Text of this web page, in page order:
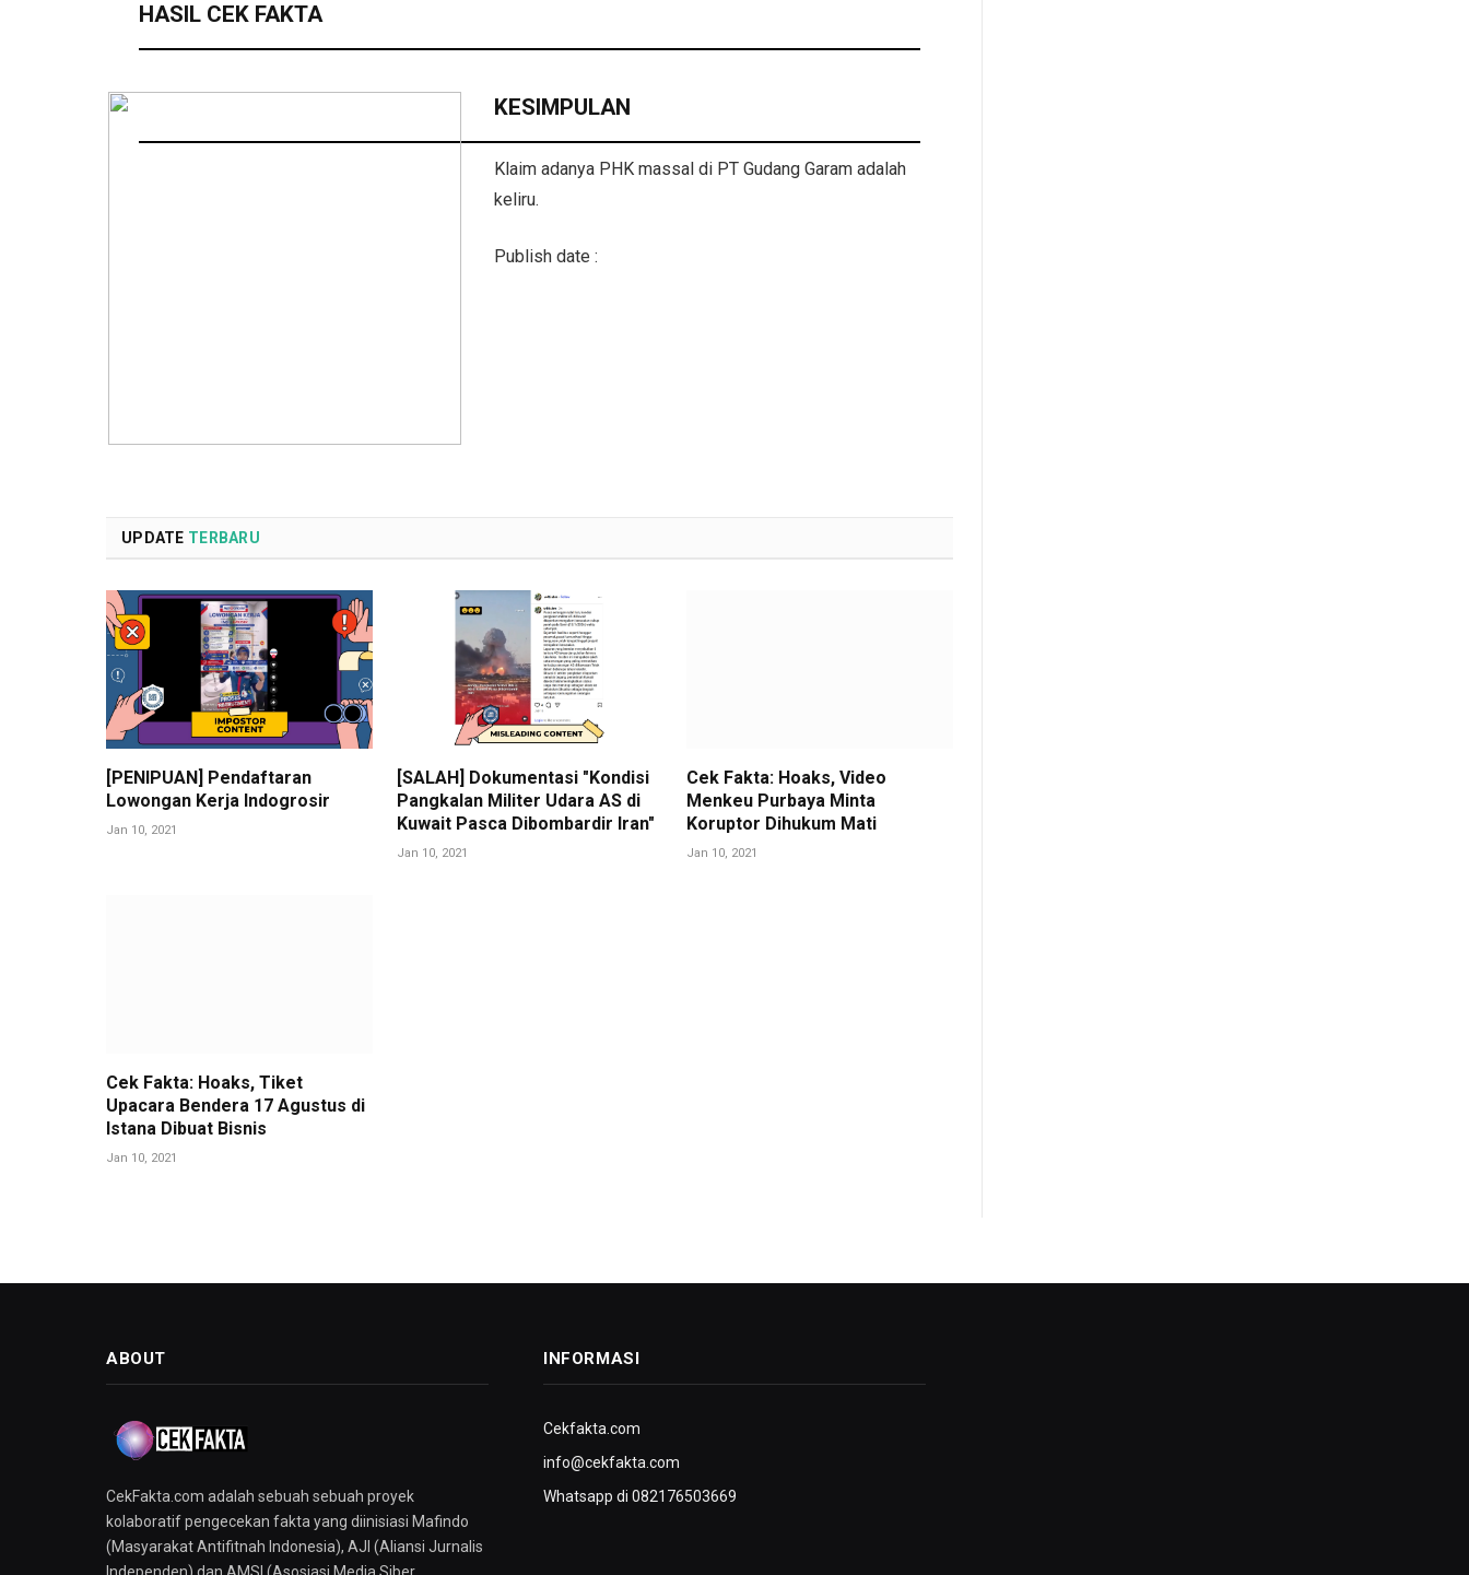
HASIL CEK FAKTA
KESIMPULAN
Klaim adanya PHK massal di PT Gudang Garam adalah
keliru.
Publish date :
UPDATE TERBARU
[PENIPUAN] Pendaftaran
Lowongan Kerja Indogrosir
Jan 10, 2021
[SALAH] Dokumentasi "Kondisi
Pangkalan Militer Udara AS di
Kuwait Pasca Dibombardir Iran"
Jan 10, 2021
Cek Fakta: Hoaks, Video
Menkeu Purbaya Minta
Koruptor Dihukum Mati
Jan 10, 2021
Cek Fakta: Hoaks, Tiket
Upacara Bendera 17 Agustus di
Istana Dibuat Bisnis
Jan 10, 2021
ABOUT
CekFakta.com adalah sebuah sebuah proyek
kolaboratif pengecekan fakta yang diinisiasi Mafindo
(Masyarakat Antifitnah Indonesia), AJI (Aliansi Jurnalis
INFORMASI
Cekfakta.com
info@cekfakta.com
Whatsapp di 082176503669